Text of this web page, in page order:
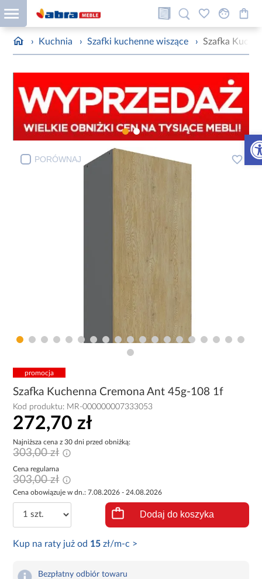
› Kuchnia › Szafki kuchenne wiszące › Szafka
PORÓWNAJ
promocja
Szafka Kuchenna Cremona Ant 45g-108 1f
Kod produktu: MR-000000007333053
272,70 zł
Najniższa cena z 30 dni przed obniżką:
303,00 zł
Cena regularna
303,00 zł
Cena obowiązuje w dn.: 7.08.2026 - 24.08.2026
Dodaj do koszyka
Kup na raty już od 15 zł/m-c >
Bezpłatny odbiór towaru